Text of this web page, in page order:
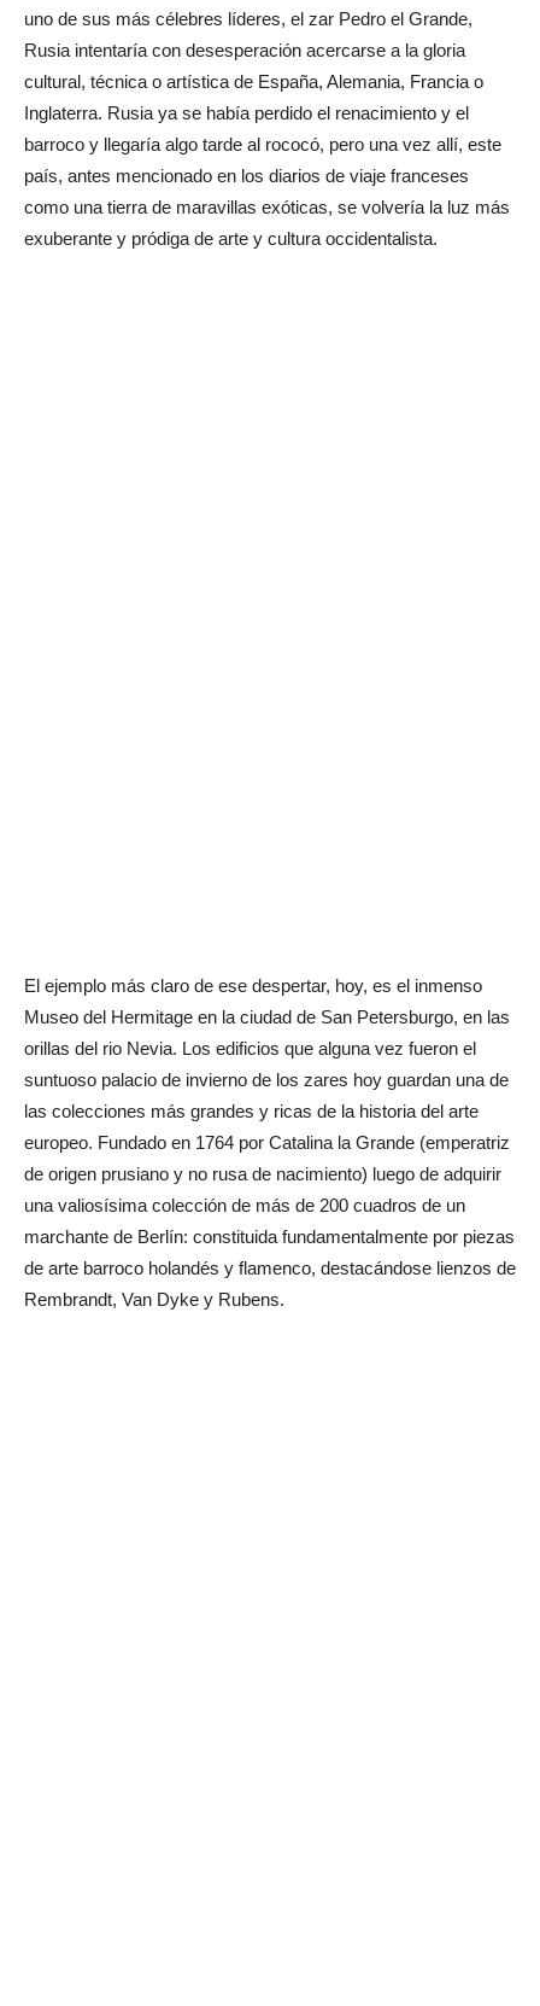
uno de sus más célebres líderes, el zar Pedro el Grande,
Rusia intentaría con desesperación acercarse a la gloria
cultural, técnica o artística de España, Alemania, Francia o
Inglaterra. Rusia ya se había perdido el renacimiento y el
barroco y llegaría algo tarde al rococó, pero una vez allí, este
país, antes mencionado en los diarios de viaje franceses
como una tierra de maravillas exóticas, se volvería la luz más
exuberante y pródiga de arte y cultura occidentalista.
El ejemplo más claro de ese despertar, hoy, es el inmenso
Museo del Hermitage en la ciudad de San Petersburgo, en las
orillas del rio Nevia. Los edificios que alguna vez fueron el
suntuoso palacio de invierno de los zares hoy guardan una de
las colecciones más grandes y ricas de la historia del arte
europeo. Fundado en 1764 por Catalina la Grande (emperatriz
de origen prusiano y no rusa de nacimiento) luego de adquirir
una valiosísima colección de más de 200 cuadros de un
marchante de Berlín: constituida fundamentalmente por piezas
de arte barroco holandés y flamenco, destacándose lienzos de
Rembrandt, Van Dyke y Rubens.